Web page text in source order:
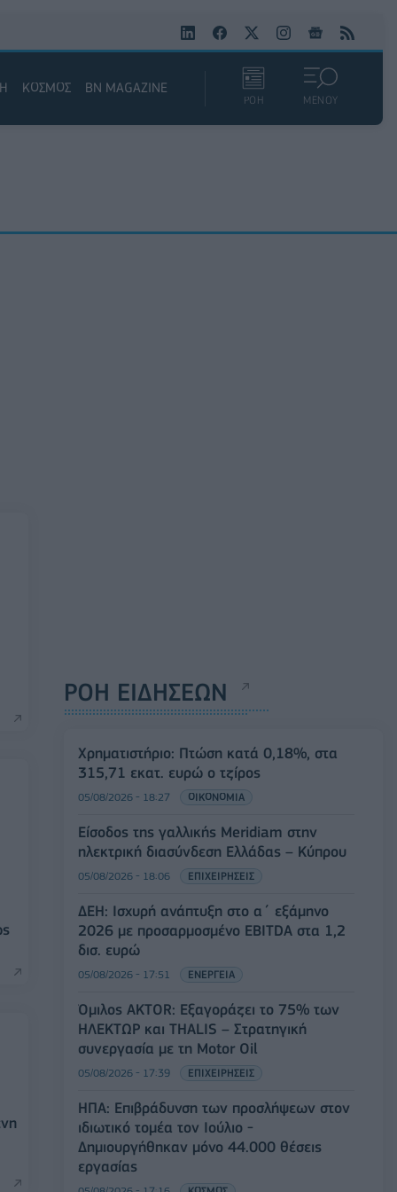
ΚΟΣΜΟΣ BN MAGAZINE
ΡΟΗ ΜΕΝΟΥ
ΡΟΗ ΕΙΔΗΣΕΩΝ
Χρηματιστήριο: Πτώση κατά 0,18%, στα
315,71 εκατ. ευρώ ο τζίρος
05/08/2026 - 18:27 ΟΙΚΟΝΟΜΙΑ
Είσοδος της γαλλικής Meridiam στην
ηλεκτρική διασύνδεση Ελλάδας – Κύπρου
05/08/2026 - 18:06 ΕΠΙΧΕΙΡΗΣΕΙΣ
ΔΕΗ: Ισχυρή ανάπτυξη στο α΄ εξάμηνο
2026 με προσαρμοσμένο EBITDA στα 1,2
δισ. ευρώ
05/08/2026 - 17:51 ΕΝΕΡΓΕΙΑ
Όμιλος AKTOR: Εξαγοράζει το 75% των
ΗΛΕΚΤΩΡ και THALIS – Στρατηγική
συνεργασία με τη Motor Oil
05/08/2026 - 17:39 ΕΠΙΧΕΙΡΗΣΕΙΣ
ΗΠΑ: Επιβράδυνση των προσλήψεων στον
ιδιωτικό τομέα τον Ιούλιο -
Δημιουργήθηκαν μόνο 44.000 θέσεις
εργασίας